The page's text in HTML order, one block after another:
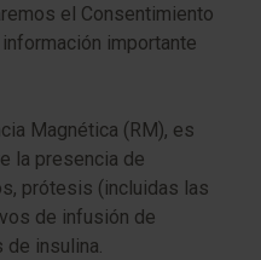
el Consentimiento
importante
Magnética (RM), es
la presencia de
prótesis (incluidas las
de infusión de
de insulina.